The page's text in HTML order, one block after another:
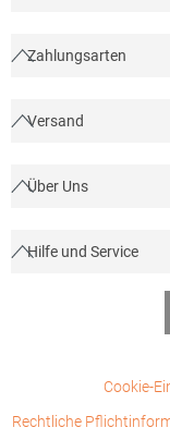
Zahlungsarten
Versand
Über Uns
Hilfe und Service
Cookie-
Rechtliche